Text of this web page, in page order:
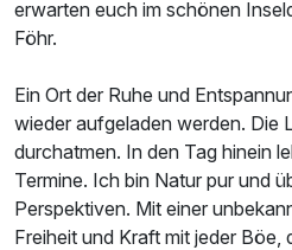
erwarten euch im schönen
Föhr.
Ein Ort der Ruhe und
wieder aufgeladen werden. Die
durchatmen. In den Tag hinein
Termine. Ich bin Natur pur und
Perspektiven. Mit einer
Freiheit und Kraft mit jeder Böe,